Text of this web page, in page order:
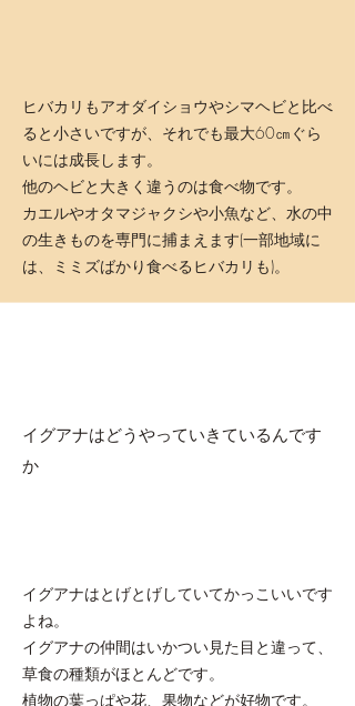
ヒバカリもアオダイショウやシマヘビと比べ
ると小さいですが、それでも最大60㎝ぐら
いには成長します。
他のヘビと大きく違うのは食べ物です。
カエルやオタマジャクシや小魚など、水の中
の生きものを専門に捕まえます(一部地域に
は、ミミズばかり食べるヒバカリも)。
イグアナはどうやっていきているんです
か
イグアナはとげとげしていてかっこいいです
よね。
イグアナの仲間はいかつい見た目と違って、
草食の種類がほとんどです。
植物の葉っぱや花、果物などが好物です。